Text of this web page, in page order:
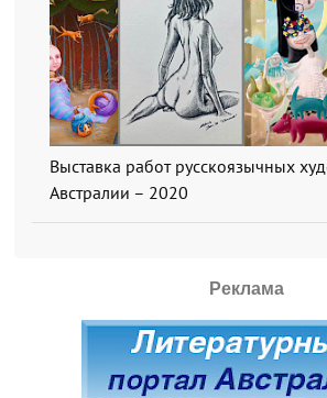
Выставка работ русскоязычных
Австралии – 2020
Реклама